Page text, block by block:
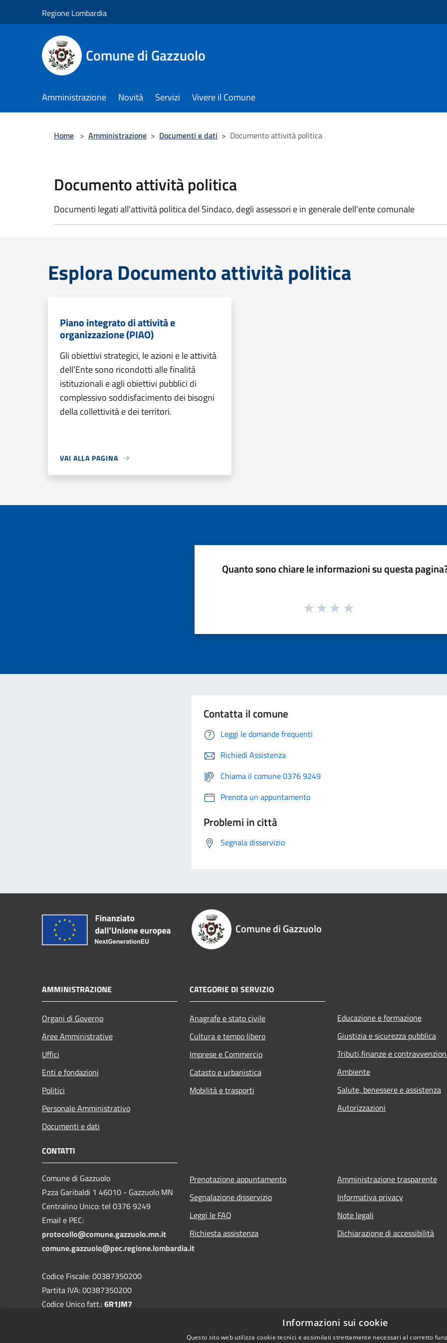
Regione Lombardia
Comune di Gazzuolo
Amministrazione Novità Servizi Vivere il Comune
Home > Amministrazione > Documenti e dati > Documento attività politica
Documento attività politica
Documenti legati all'attività politica del Sindaco, degli assessori e in generale dell'ente comunale
Esplora Documento attività politica
Piano integrato di attività e
organizzazione (PIAO)
Gli obiettivi strategici, le azioni e le attività
dell’Ente sono ricondotti alle finalità
istituzionali e agli obiettivi pubblici di
complessivo soddisfacimento dei bisogni
della collettività e dei territori.
VAI ALLA PAGINA
Quanto sono chiare le informazioni su questa
Contatta il comune
Leggi le domande frequenti
Richiedi Assistenza
Chiama il comune 0376 9249
Prenota un appuntamento
Problemi in città
Segnala disservizio
Comune di Gazzuolo
AMMINISTRAZIONE
Organi di Governo
Aree Amministrative
Uffici
Enti e fondazioni
Politici
Personale Amministrativo
Documenti e dati
CATEGORIE DI SERVIZIO
Anagrafe e stato civile
Cultura e tempo libero
Imprese e Commercio
Catasto e urbanistica
Mobilità e trasporti
Educazione e formazione
Giustizia e sicurezza pubblica
Tributi,finanze e
Ambiente
Salute, benessere e assistenza
Autorizzazioni
CONTATTI
Comune di Gazzuolo
P.zza Garibaldi 1 46010 - Gazzuolo MN
Centralino Unico: tel 0376 9249
Email e PEC:
protocollo@comune.gazzuolo.mn.it
comune.gazzuolo@pec.regione.lombardia.it
Codice Fiscale: 00387350200
Partita IVA: 00387350200
Codice Unico fatt.:6R1JM7
Prenotazione appuntamento
Segnalazione disservizio
Leggi le FAQ
Richiesta assistenza
Amministrazione trasparente
Informativa privacy
Note legali
Dichiarazione di accessibilità
Informazioni sui cookie
Questo sito web utilizza cookie tecnici e assimilati strettamente necessari al corretto